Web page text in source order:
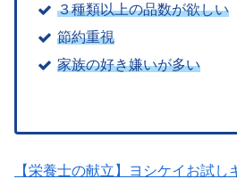
３種類以上の品数が欲しい
節約重視
家族の好き嫌いが多い
【栄養士の献立】ヨシケイお試し